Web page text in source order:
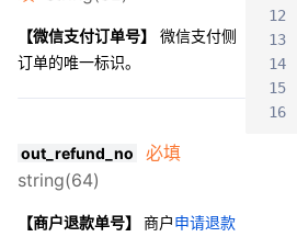
【微信支付订单号】
微信支付侧
订单的唯一标识。
out_refund_no
必填
string(64)
【商户退款单号】 商户申请退款
12
13
14
15
16